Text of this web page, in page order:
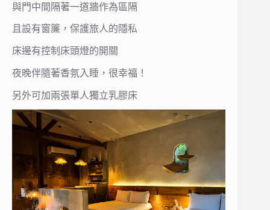
與門中間隔著一道牆作為區隔
且設有窗簾，保護旅人的隱私
床邊有控制床頭燈的開關
夜晚伴隨著香氛入睡，很幸福！
另外可加兩張單人獨立乳膠床